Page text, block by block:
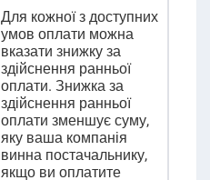
Для кожної з доступних
умов оплати можна
вказати знижку за
здійснення ранньої
оплати. Знижка за
здійснення ранньої
оплати зменшує суму,
яку ваша компанія
винна постачальнику,
якщо ви оплатите